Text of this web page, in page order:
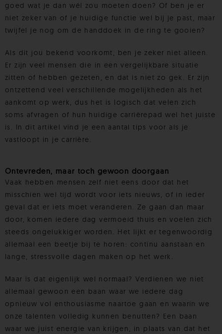
goed wat je dan wél zou moeten doen? Of ben je er
niet zeker van of je huidige functie wel bij je past, maar
twijfel je nog om de handdoek in de ring te gooien?
Als dit jou bekend voorkomt, ben je zeker niet alleen.
Er zijn veel mensen die in een vergelijkbare situatie
zitten of hebben gezeten, en dat is niet zo gek. Er zijn
ontzettend veel verschillende mogelijkheden als het
aankomt op werk, dus het is logisch dat velen zich
soms afvragen of hun huidige carrièrepad wel het juiste
is. In dit artikel vind je een aantal tips voor als je
vastloopt in je carrière.
Ontevreden, maar toch gewoon doorgaan
Vaak hebben mensen zelf niet eens door dat het
misschien wel tijd wordt voor iets nieuws, of in ieder
geval dat er iets moet veranderen. Ze gaan dan maar
door, komen iedere dag vermoeid thuis en voelen zich
steeds ongelukkiger worden. Het lijkt er tegenwoordig
allemaal een beetje bij te horen: continu aanstaan en
lange, stressvolle dagen maken op het werk.
Maar is dat eigenlijk wel normaal? Verdienen we niet
allemaal gewoon een baan waar we iedere dag
opnieuw vol enthousiasme naartoe gaan en waarin we
onze talenten volledig kunnen benutten? Een baan
waar we juist energie van krijgen, in plaats van dat het